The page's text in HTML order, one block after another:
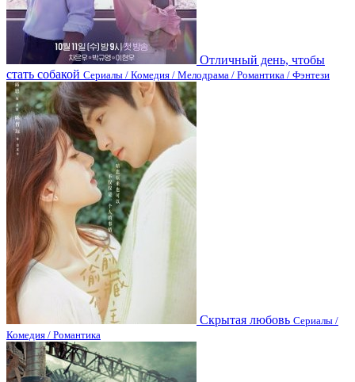
Отличный день, чтобы
стать собакой Сериалы / Комедия / Мелодрама / Романтика / Фэнтези
Скрытая любовь Сериалы /
Комедия / Романтика